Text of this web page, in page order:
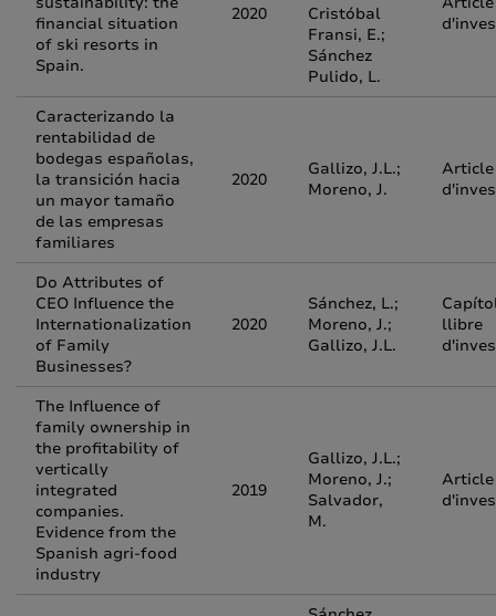
financial situation
of ski resorts in
Spain.
2020
Cristóbal
Fransi, E.;
Sánchez
Pulido, L.
Caracterizando la
rentabilidad de
bodegas españolas,
la transición hacia
un mayor tamaño
de las empresas
familiares
2020
Gallizo, J.L.;
Moreno, J.
Article
Do Attributes of
CEO Influence the
Internationalization
of Family
Businesses?
2020
Sánchez, L.;
Moreno, J.;
Gallizo, J.L.
llibre
The Influence of
family ownership in
the profitability of
vertically
integrated
companies.
Evidence from the
Spanish agri-food
industry
2019
Gallizo, J.L.;
Moreno, J.;
Salvador,
M.
Article